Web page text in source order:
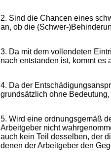
2. Sind die Chancen eines
an, ob die (Schwer-
3. Da mit dem vollendeten
nach entstanden ist, kommt es
4. Da der
grundsätzlich ohne
5. Wird eine ordnungsgemäß
Arbeitgeber nicht
auch kein Teil desselben, der
denen der Arbeitgeber den